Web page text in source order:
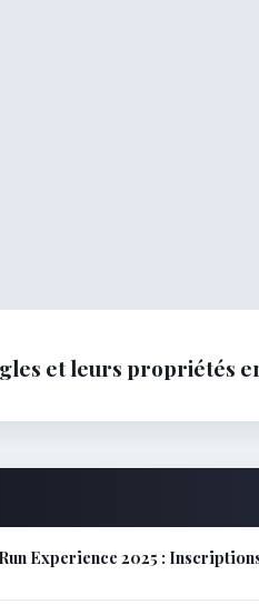
et leurs propriétés
Experience 2025 :